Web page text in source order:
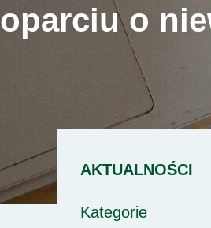
oparciu o
AKTUALNOŚCI
Kategorie